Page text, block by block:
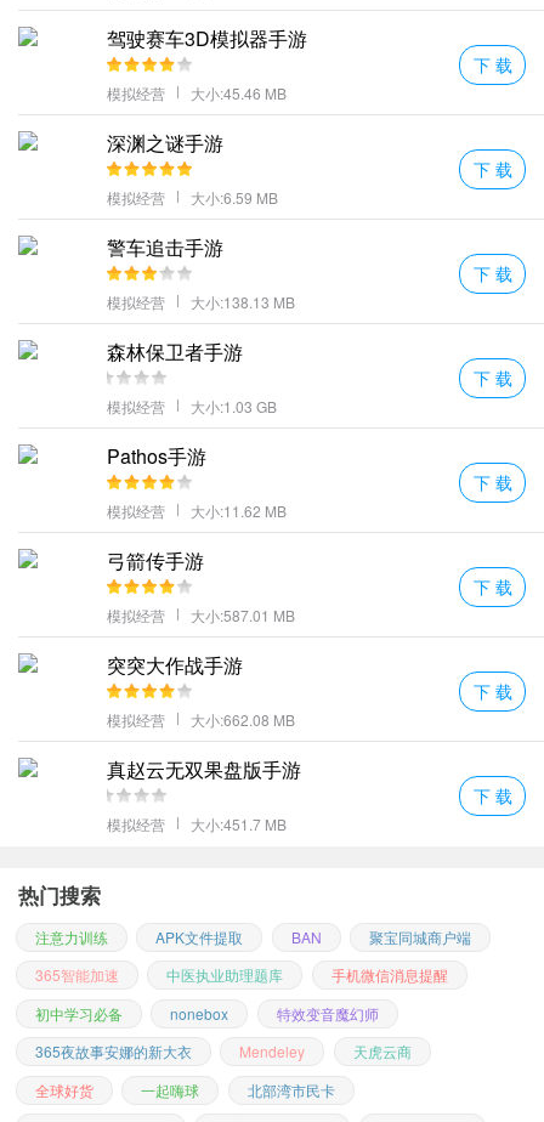
班级大作战编辑心得
游戏中可以使用各种道具在遇到危险地时候就能使用这样就能帮助
玩家轻松过关
游戏玩法虽然不是太难但是想要玩的好还是要将就点技巧的。
非常魔性的大作战玩法各种关卡也都是非常有趣可以随意地来这体
各种女神任你攻略展开浪漫的爱情故事收获更多故事。
一些被埋没的真相也将呈现出来与各类个性丰富的女高中生与相
班级大作战亮点
1、上百个千奇百怪的游戏关卡关卡剧情内容丰富精彩自由挑战。
2、操作的难度系数很小基本上人人都可以在线娱乐的。
3、考试获得的道具都是有用的一定要注意哦！
4、考试获得的道具都是有用的一定要注意哦！
5、无比逗比的美术画风风格所有的玩家上手会非常的快基本上是没
有什么难度。
更多好玩的游戏，请持续关注
驾驶赛车3D模拟器手游
模拟经营 大小:45.46 MB
下 载
深渊之谜手游
模拟经营 大小:6.59 MB
下 载
警车追击手游
模拟经营 大小:138.13 MB
下 载
森林保卫者手游
模拟经营 大小:1.03 GB
下 载
Pathos手游
模拟经营 大小:11.62 MB
下 载
弓箭传手游
模拟经营 大小:587.01 MB
下 载
突突大作战手游
模拟经营 大小:662.08 MB
下 载
真赵云无双果盘版手游
模拟经营 大小:451.7 MB
下 载
热门搜索
注意力训练 APK文件提取 BAN
聚宝同城商户端
365智能加速
中医执业助理题库
手机微信消息提醒
初中学习必备
nonebox
特效变音魔幻师
365夜故事安娜的新大衣
Mendeley
天虎云商
全球好货
一起嗨球
北部湾市民卡